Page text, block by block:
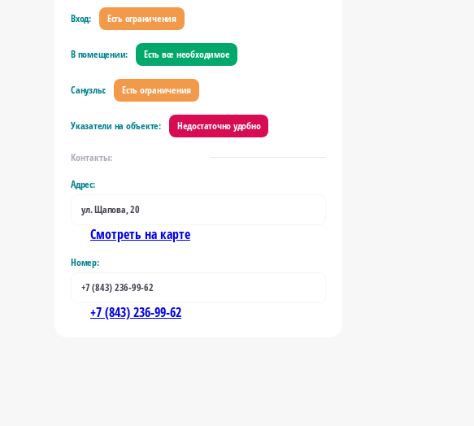
Вход: Есть ограничения
В помещении: Есть все необходимое
Санузлы: Есть ограничения
Указатели на объекте: Недостаточно удобно
Контакты:
Адрес:
ул. Щапова, 20
Смотреть на карте
Номер:
+7 (843) 236-99-62
+7 (843) 236-99-62